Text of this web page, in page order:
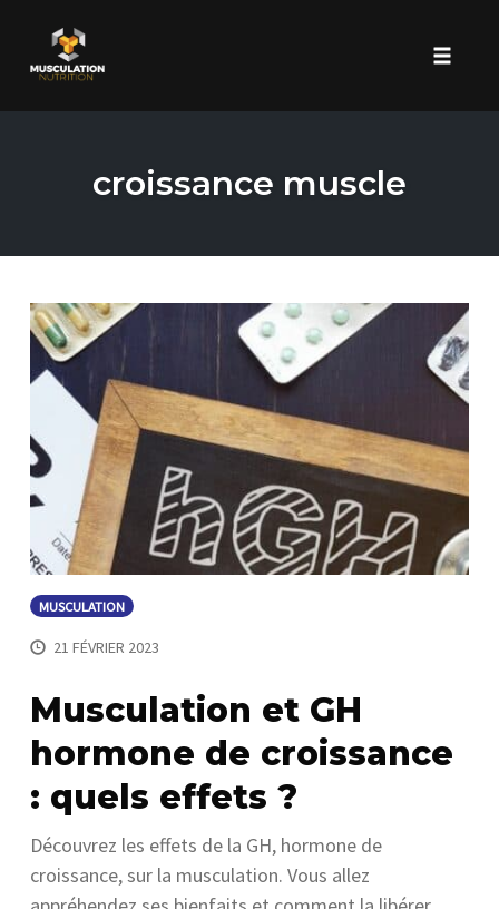
croissance muscle
MUSCULATION
21 FÉVRIER 2023
Musculation et GH
hormone de croissance
: quels effets ?
Découvrez les effets de la GH, hormone de
croissance, sur la musculation. Vous allez